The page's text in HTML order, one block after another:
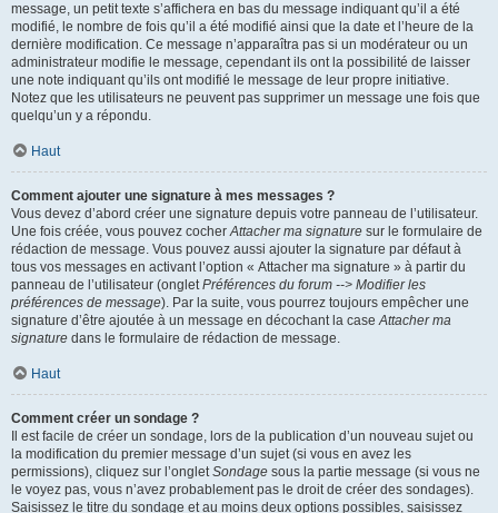
message, un petit texte s’affichera en bas du message indiquant qu’il a été
modifié, le nombre de fois qu’il a été modifié ainsi que la date et l’heure de la
dernière modification. Ce message n’apparaîtra pas si un modérateur ou un
administrateur modifie le message, cependant ils ont la possibilité de laisser
une note indiquant qu’ils ont modifié le message de leur propre initiative.
Notez que les utilisateurs ne peuvent pas supprimer un message une fois que
quelqu’un y a répondu.
Haut
Comment ajouter une signature à mes messages ?
Vous devez d’abord créer une signature depuis votre panneau de l’utilisateur.
Une fois créée, vous pouvez cocherAttacher ma signature sur le formulaire de
rédaction de message. Vous pouvez aussi ajouter la signature par défaut à
tous vos messages en activant l’option « Attacher ma signature » à partir du
panneau de l’utilisateur (ongletPréférences du forum --> Modifier les
préférences de message). Par la suite, vous pourrez toujours empêcher une
signature d’être ajoutée à un message en décochant la caseAttacher ma
signature dans le formulaire de rédaction de message.
Haut
Comment créer un sondage ?
Il est facile de créer un sondage, lors de la publication d’un nouveau sujet ou
la modification du premier message d’un sujet (si vous en avez les
permissions), cliquez sur l’ongletSondage sous la partie message (si vous ne
le voyez pas, vous n’avez probablement pas le droit de créer des sondages).
Saisissez le titre du sondage et au moins deux options possibles, saisissez